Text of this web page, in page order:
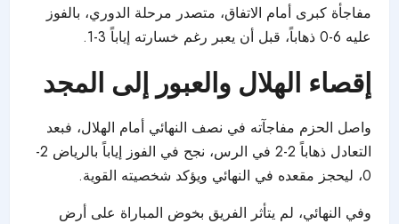
مفاجأة كبرى أمام الاتفاق، متصدر مرحلة الدوري، بالفوز
عليه 6-0 ذهاباً، قبل أن يعبر رغم خسارته إياباً 3-1.
إقصاء الهلال والعبور إلى المجد
واصل الحزم مفاجآته في نصف النهائي أمام الهلال، فبعد
التعادل ذهاباً 2-2 في الرس، نجح في الفوز إياباً بالرياض 2-
0، ليحجز مقعده في النهائي ويؤكد شخصيته القوية.
وفي النهائي، لم يتأثر الفريق بخوض المباراة على أرض